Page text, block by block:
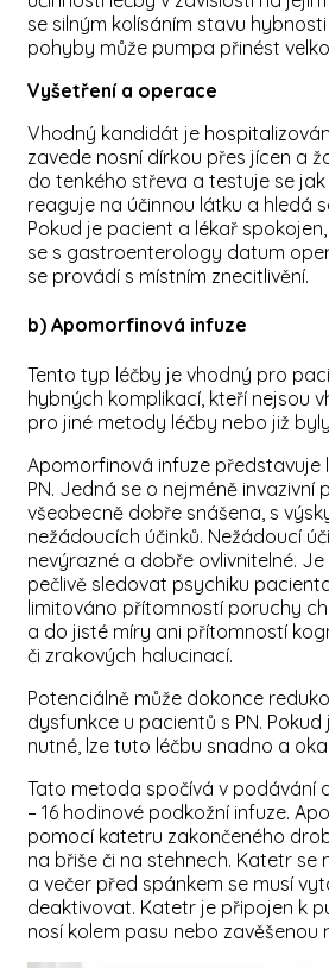
se silným kolísáním stavu
pohyby může pumpa přinést
Vyšetření a operace
Vhodný kandidát je
zavede nosní dírkou přes jícen a
do tenkého střeva a testuje se
reaguje na účinnou látku a hledá
Pokud je pacient a lékař
se s gastroenterology datum
se provádí s místním znecitlivění.
b) Apomorfinová infuze
Tento typ léčby je vhodný pro
hybných komplikací, kteří nejsou
pro jiné metody léčby nebo již
Apomorfinová infuze představuje
PN. Jedná se o nejméně invazivní
všeobecně dobře snášena, s
nežádoucích účinků. Nežádoucí
nevýrazné a dobře ovlivnitelné.
pečlivě sledovat psychiku
limitováno přítomností poruchy
a do jisté míry ani přítomností
či zrakových halucinací.
Potenciálně může dokonce
dysfunkce u pacientů s PN.
nutné, lze tuto léčbu snadno a
Tato metoda spočívá v podávání
– 16 hodinové podkožní infuze.
pomocí katetru zakončeného
na břiše či na stehnech. Katetr se
a večer před spánkem se musí
deaktivovat. Katetr je připojen k
nosí kolem pasu nebo zavěšenou